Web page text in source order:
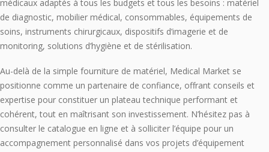
médicaux adaptés à tous les budgets et tous les besoins : matériel
de diagnostic, mobilier médical, consommables, équipements de
soins, instruments chirurgicaux, dispositifs d’imagerie et de
monitoring, solutions d’hygiène et de stérilisation.
Au-delà de la simple fourniture de matériel, Medical Market se
positionne comme un partenaire de confiance, offrant conseils et
expertise pour constituer un plateau technique performant et
cohérent, tout en maîtrisant son investissement. N’hésitez pas à
consulter le catalogue en ligne et à solliciter l’équipe pour un
accompagnement personnalisé dans vos projets d’équipement